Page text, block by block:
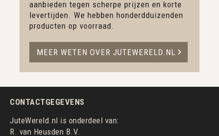
aanbieden tegen scherpe prijzen en korte
levertijden. We hebben honderdduizenden
producten op voorraad.
MEER WETEN OVER JUTEWERELD.NL
CONTACTGEGEVENS
JuteWereld.nl is onderdeel van:
R. van Heusden B.V.